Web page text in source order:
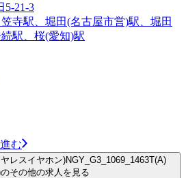
5-21-3
寺駅、堀田(名古屋市営)駅、堀田
駅、桜(愛知)駅
む
レスイヤホン)NGY_G3_1069_1463T(A)
その他の求人を見る